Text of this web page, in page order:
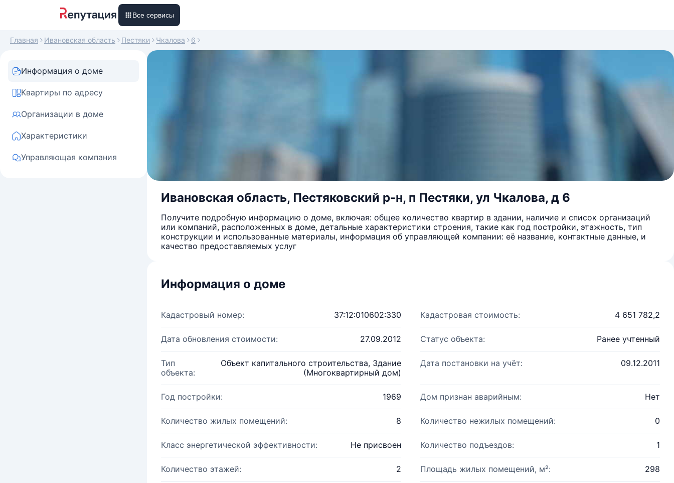
Все сервисы
Главная Ивановская область Пестяки Чкалова 6
Информация о доме
Квартиры по адресу
Организации в доме
Характеристики
Управляющая компания
Ивановская область, Пестяковский р-н, п Пестяки, ул Чкалова, д 6
Получите подробную информацию о доме, включая: общее количество квартир в здании, наличие и список организаций
или компаний, расположенных в доме, детальные характеристики строения, такие как год постройки, этажность, тип
конструкции и использованные материалы, информация об управляющей компании: её название, контактные данные, и
качество предоставляемых услуг
Информация о доме
Кадастровый номер: 37:12:010602:330 Кадастровая стоимость: 4 651 782,2
Дата обновления стоимости: 27.09.2012 Статус объекта: Ранее учтенный
Тип
объекта:
Объект капитального строительства, Здание
(Многоквартирный дом)
Дата постановки на учёт: 09.12.2011
Год постройки: 1969 Дом признан аварийным: Нет
Количество жилых помещений: 8 Количество нежилых помещений: 0
Класс энергетической эффективности: Не присвоен Количество подъездов: 1
Количество этажей: 2 Площадь жилых помещений, м²: 298